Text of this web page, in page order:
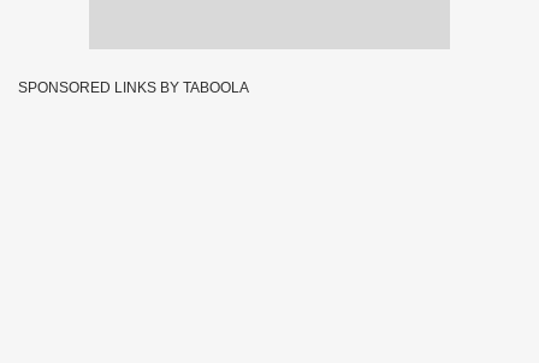
SPONSORED LINKS BY TABOOLA